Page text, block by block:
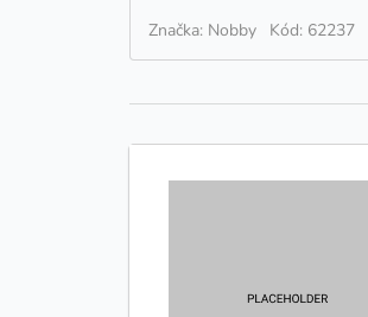
Značka: Nobby Kód: 62237